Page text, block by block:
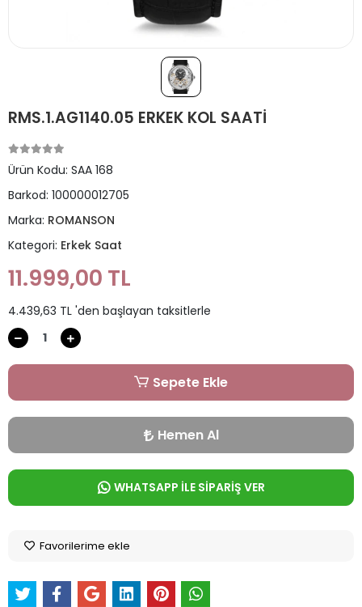
RMS.1.AG1140.05 ERKEK KOL SAATİ
Ürün Kodu: SAA 168
Barkod: 100000012705
Marka: ROMANSON
Kategori: Erkek Saat
11.999,00 TL
4.439,63 TL 'den başlayan taksitlerle
Sepete Ekle
Hemen Al
WHATSAPP İLE SİPARİŞ VER
Favorilerime ekle